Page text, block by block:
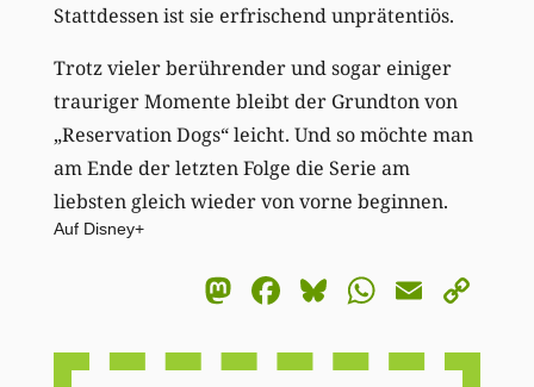
Stattdessen ist sie erfrischend unprätentiös.
Trotz vieler berührender und sogar einiger
trauriger Momente bleibt der Grundton von
„Reservation Dogs“ leicht. Und so möchte man
am Ende der letzten Folge die Serie am
liebsten gleich wieder von vorne beginnen.
Auf Disney+
Mastodon
Facebook
BlueskyEmail